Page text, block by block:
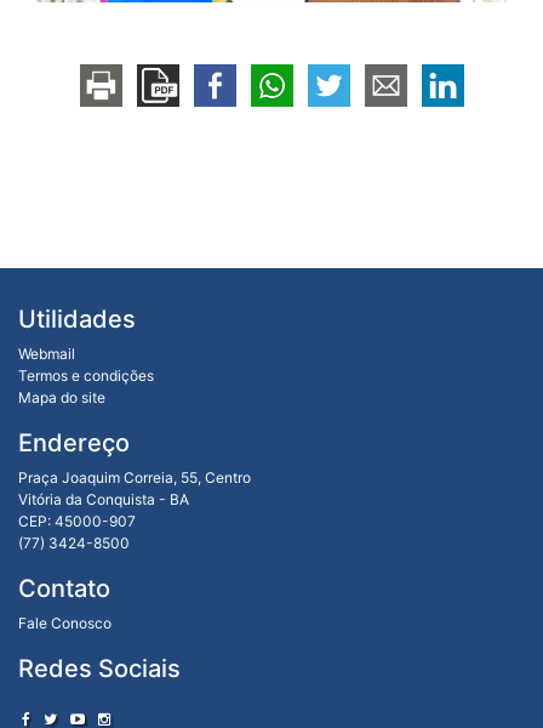
Utilidades
Webmail
Termos e condições
Mapa do site
Endereço
Praça Joaquim Correia, 55, Centro
Vitória da Conquista - BA
CEP: 45000-907
(77) 3424-8500
Contato
Fale Conosco
Redes Sociais